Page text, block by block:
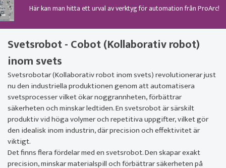
Klicka här för att se alla våra nuvarande kampanjer!
Här kan man hitta ett urval av verktyg för automation från ProArc!
Nyhet! Lägesställare, rullbockar och längdsvets från ProArc!
Nyhet! Tig-svets från Esab, Rogue ET 230iP AC/DC!
Nyhet! Tig-svets Minarc T 223 AC/DC från Kemppi!
Nyhet! Nya PAPR-enheten från ESAB EPR-X1.1!
Nyhet! MinarcMig 190 Auto och MinarcMig 220 Auto från Kemppi!
Svetsrobot - Cobot (Kollaborativ robot)
inom svets
Svetsrobotar (Kollaborativ robot inom svets) revolutionerar just
nu den industriella produktionen genom att automatisera
svetsprocesser vilket ökar noggrannheten, förbättrar
säkerheten och minskar ledtiden. En svetsrobot är särskilt
produktiv vid höga volymer och repetitiva uppgifter, vilket gör
den idealisk inom industrin, där precision och effektivitet är
viktigt.
Det finns flera fördelar med en svetsrobot. Den skapar exakt
precision, minskar materialspill och förbättrar säkerheten på